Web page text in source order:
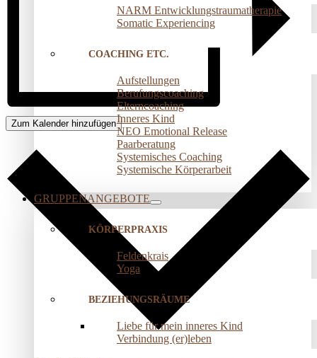
NARM Entwicklungstraumatherapie
Somatic Experiencing
COACHING ETC.
Aufstellungen
Berufungscoaching
Elterncoaching
Inneres Kind
NEO Emotional Release
Paarberatung
Systemisches Coaching
Systemische Körperarbeit
GRUPPENANGEBOTE
KÖRPERPRAXIS
Feldenkrais
Yoga
BEZIEHUNGSRÄUME
Liebe für mein inneres Kind
Verbindung (er)leben
Zum Kalender hinzufügen